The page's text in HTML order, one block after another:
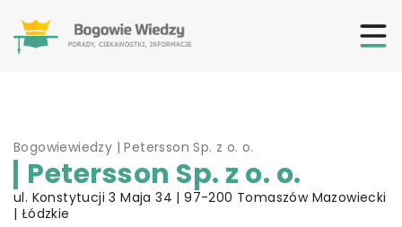
Bogowiewiedzy |Petersson Sp. z o. o.
Petersson Sp. z o. o.
ul. Konstytucji 3 Maja 34 | 97-200 Tomaszów Mazowiecki
| Łódzkie